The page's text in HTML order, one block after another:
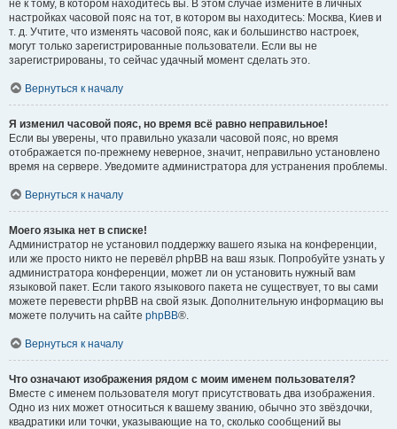
не к тому, в котором находитесь вы. В этом случае измените в личных
настройках часовой пояс на тот, в котором вы находитесь: Москва, Киев и
т. д. Учтите, что изменять часовой пояс, как и большинство настроек,
могут только зарегистрированные пользователи. Если вы не
зарегистрированы, то сейчас удачный момент сделать это.
Вернуться к началу
Я изменил часовой пояс, но время всё равно неправильное!
Если вы уверены, что правильно указали часовой пояс, но время
отображается по-прежнему неверное, значит, неправильно установлено
время на сервере. Уведомите администратора для устранения проблемы.
Вернуться к началу
Моего языка нет в списке!
Администратор не установил поддержку вашего языка на конференции,
или же просто никто не перевёл phpBB на ваш язык. Попробуйте узнать у
администратора конференции, может ли он установить нужный вам
языковой пакет. Если такого языкового пакета не существует, то вы сами
можете перевести phpBB на свой язык. Дополнительную информацию вы
можете получить на сайте phpBB®.
Вернуться к началу
Что означают изображения рядом с моим именем пользователя?
Вместе с именем пользователя могут присутствовать два изображения.
Одно из них может относиться к вашему званию, обычно это звёздочки,
квадратики или точки, указывающие на то, сколько сообщений вы